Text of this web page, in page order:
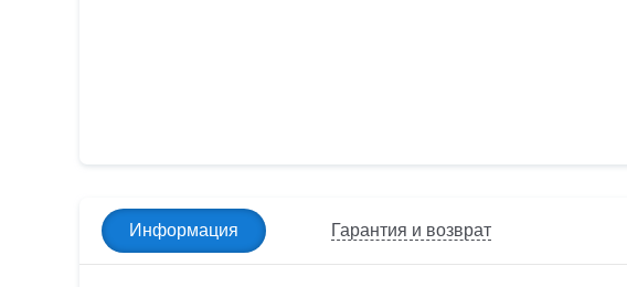
Информация Гарантия и возврат